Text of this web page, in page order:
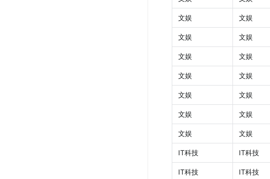
文娱 文娱
文娱 文娱
文娱 文娱
文娱 文娱
文娱 文娱
文娱 文娱
文娱 文娱
IT科技 IT科技
IT科技 IT科技